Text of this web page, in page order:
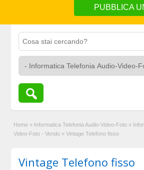
PUBBLICA
Home » Informatica Telefonia Audio-Video-Foto »
Video-Foto - Vendo » Vintage Telefono fisso
Vintage Telefono fisso